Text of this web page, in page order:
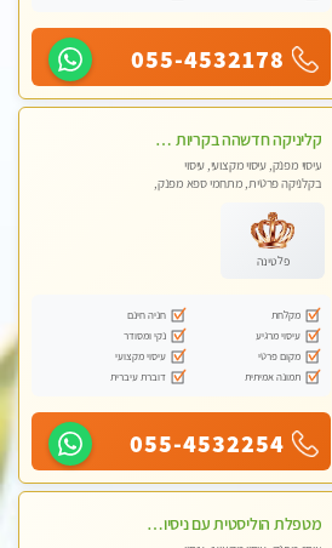
055-4532178
קליניקה חדשהה בקריות מעסה איכותית מפנקת ומקצועית מאוד+נשים +זוגות
עיסוי מפנק, עיסוי מקצועי, עיסוי
בקלניקה פרטית, מתחמי ספא מפנק,
לנשים בלבד
פלטינה
מקלחת
חניה חינם
עיסוי מרגיע
נקי ומסודר
מקום פרטי
עיסוי מקצועי
תמונה אמיתית
דוברת עיברית
055-4532254
מטפלת הוליסטית עם ניסיון מעל עשור. עיסוי הוליסטי לגוף ולנשמה עם שמנים חמים מתאים: לגברים/נשים ונשים בהריון . ומקצועית ברמה גבוהה